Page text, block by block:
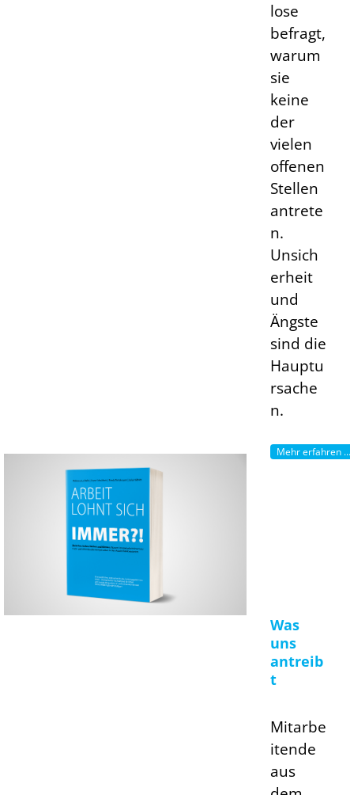
lose
befragt,
warum
sie
keine
der
vielen
offenen
Stellen
antrete
n.
Unsich
erheit
und
Ängste
sind die
Hauptu
rsache
n.
Mehr erfahren ...
Was
uns
antreib
t
Mitarbe
itende
aus